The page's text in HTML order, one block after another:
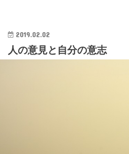
2019.02.02
人の意見と自分の意志